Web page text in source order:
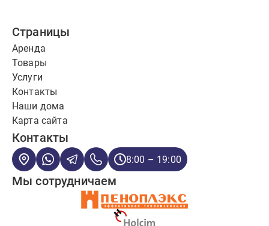
Страницы
Аренда
Товары
Услуги
Контакты
Наши дома
Карта сайта
Контакты
8:00 – 19:00
Мы сотрудничаем